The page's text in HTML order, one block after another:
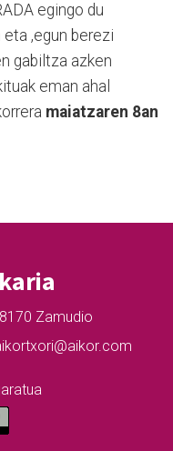
egingo du
,egun berezi
gabiltza azken
eman ahal
maiatzaren 8an
Zamudio